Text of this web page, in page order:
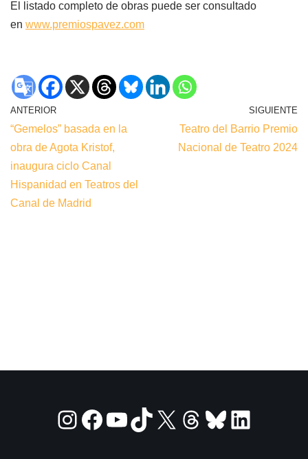
El listado completo de obras puede ser consultado
en www.premiospavez.com
ANTERIOR
“Gemelos” basada en la
obra de Agota Kristof,
inaugura ciclo Canal
Hispanidad en Teatros del
Canal de Madrid
SIGUIENTE
Teatro del Barrio Premio
Nacional de Teatro 2024